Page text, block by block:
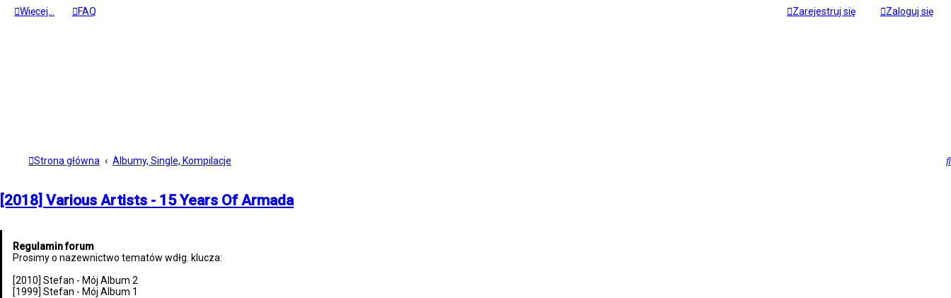
Więcej… FAQ Zaloguj się
Zarejestruj się
Strona główna Albumy, Single, Kompilacje
[2018] Various Artists - 15 Years Of Armada
Regulamin forum
Prosimy o nazewnictwo tematów wdłg. klucza:
[2010] Stefan - Mój Album 2
[1999] Stefan - Mój Album 1